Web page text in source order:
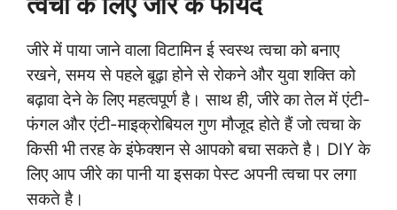
जीरे में पाया जाने वाला विटामिन ई स्वस्थ त्वचा को बनाए
रखने, समय से पहले बूढ़ा होने से रोकने और युवा शक्ति को
बढ़ावा देने के लिए महत्वपूर्ण है। साथ ही, जीरे का तेल में एंटी-
फंगल और एंटी-माइक्रोबियल गुण मौजूद होते हैं जो त्वचा के
किसी भी तरह के इंफेक्शन से आपको बचा सकते है। DIY के
लिए आप जीरे का पानी या इसका पेस्ट अपनी त्वचा पर लगा
सकते है।